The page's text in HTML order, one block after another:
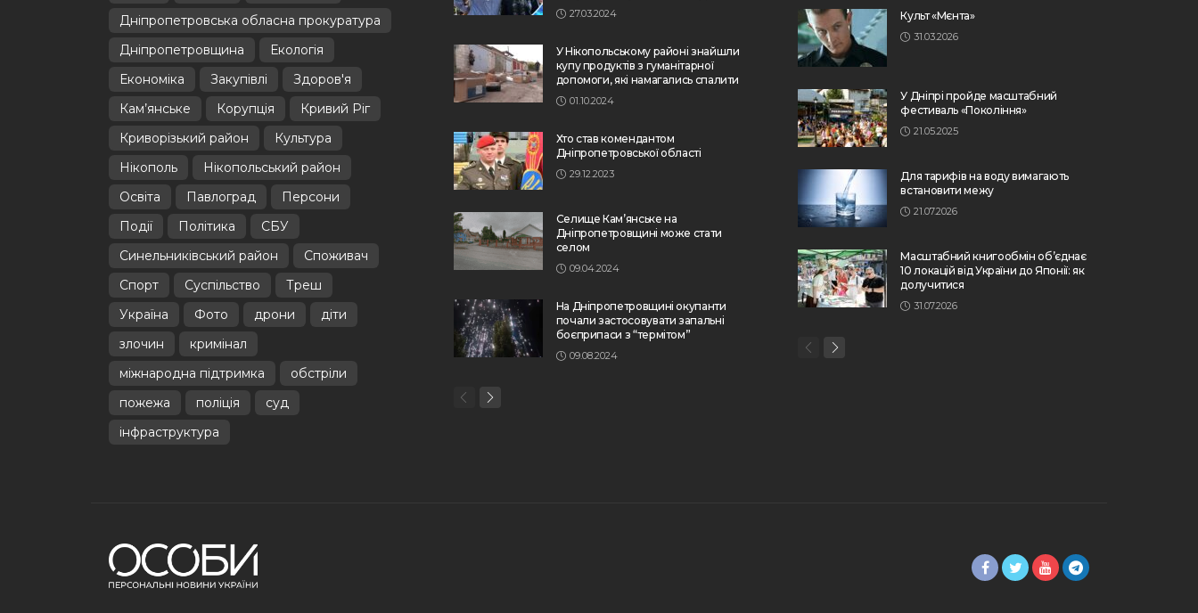
Дніпропетровська обласна прокуратура
Дніпропетровщина
Екологія
Економіка
Закупівлі
Здоров'я
Кам’янське
Корупція
Кривий Ріг
Криворізький район
Культура
Нікополь
Нікопольський район
Освіта
Павлоград
Персони
Події
Політика
СБУ
Синельниківський район
Споживач
Спорт
Суспільство
Треш
Україна
Фото дрони
діти
злочин
кримінал
міжнародна підтримка
обстріли
пожежа
поліція
суд
інфраструктура
27.03.2024
У Нікопольському районі знайшли
купу продуктів з гуманітарної
допомоги, які намагались спалити
01.10.2024
Хто став комендантом
Дніпропетровської області
29.12.2023
Селище Кам’янське на
Дніпропетровщині може стати
селом
09.04.2024
На Дніпропетровщині окупанти
почали застосовувати запальні
боєприпаси з “термітом”
09.08.2024
Культ «Мєнта»
31.03.2026
У Дніпрі пройде масштабний
фестиваль «Покоління»
21.05.2025
Для тарифів на воду вимагають
встановити межу
21.07.2026
Масштабний книгообмін об’єднає
10 локацій від України до Японії: як
долучитися
31.07.2026